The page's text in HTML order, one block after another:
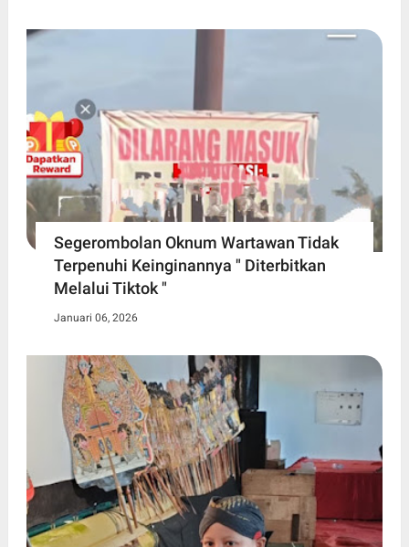
Segerombolan Oknum Wartawan Tidak
Terpenuhi Keinginannya " Diterbitkan
Melalui Tiktok "
Januari 06, 2026